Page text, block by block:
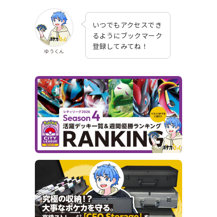
ゆうくん
いつでもアクセスでき
るようにブックマーク
登録してみてね！